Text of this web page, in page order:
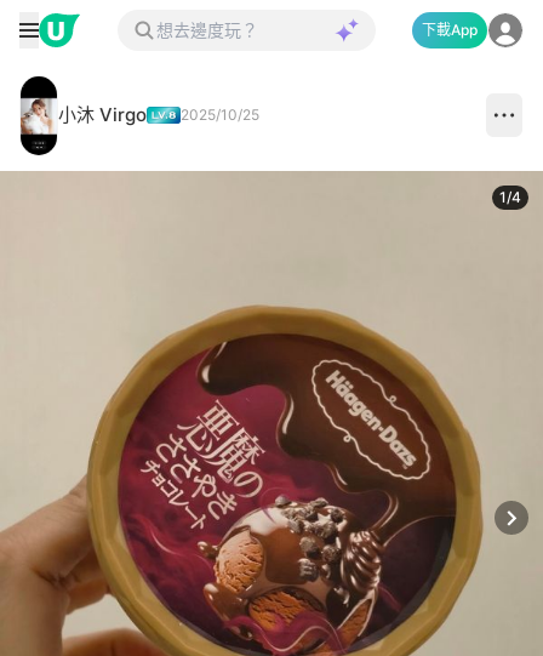
下載App
小沐 Virgo 2025/10/25
1/4